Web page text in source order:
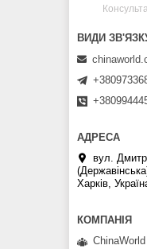
вул.
Харків,
ChinaWorld